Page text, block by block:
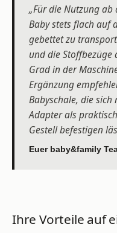
„Für die Nutzung
Baby stets flach auf
gebettet zu
und die Stoffbezüge
Grad in der
Ergänzung
Babyschale, die
Adapter als
Gestell befestigen
Euer baby&family
Ihre Vorteile auf